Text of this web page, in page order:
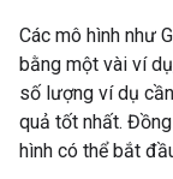
Các mô hình như
bằng một vài ví
số lượng ví dụ
quả tốt nhất.
hình có thể bắt